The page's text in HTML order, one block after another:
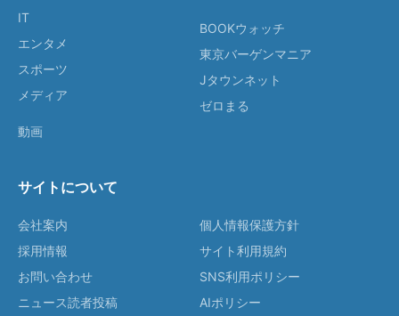
IT
エンタメ
スポーツ
メディア
動画
BOOKウォッチ
東京バーゲンマニア
Jタウンネット
ゼロまる
サイトについて
会社案内
採用情報
お問い合わせ
ニュース読者投稿
個人情報保護方針
サイト利用規約
SNS利用ポリシー
AIポリシー